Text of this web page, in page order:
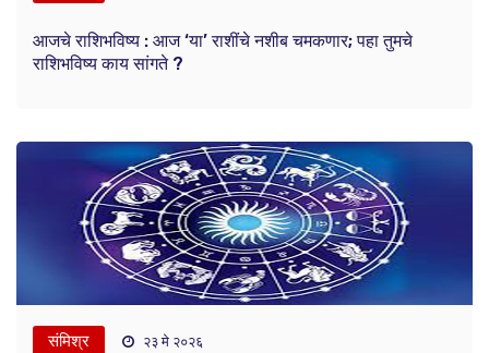
आजचे राशिभविष्य : आज ‘या’ राशींचे नशीब चमकणार; पहा तुमचे
राशिभविष्य काय सांगते ?
संमिश्र २३ मे २०२६